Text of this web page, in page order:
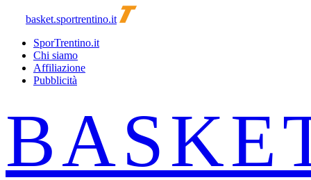
basket.sportrentino.it
SporTrentino.it
Chi siamo
Affiliazione
Pubblicità